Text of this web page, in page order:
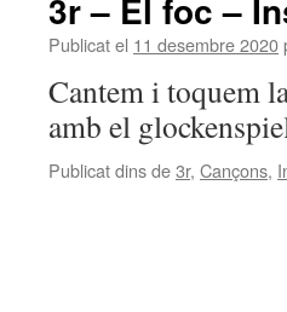
3r – El foc –
Publicat el 11 desembre 2020
Cantem i toquem
amb el
Publicat dins de3r, Cançons,